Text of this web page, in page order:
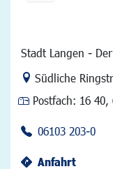
Stadt Langen -
Link zur
Südliche
Postfach: 16 40,
06103 203-0
Anfahrt